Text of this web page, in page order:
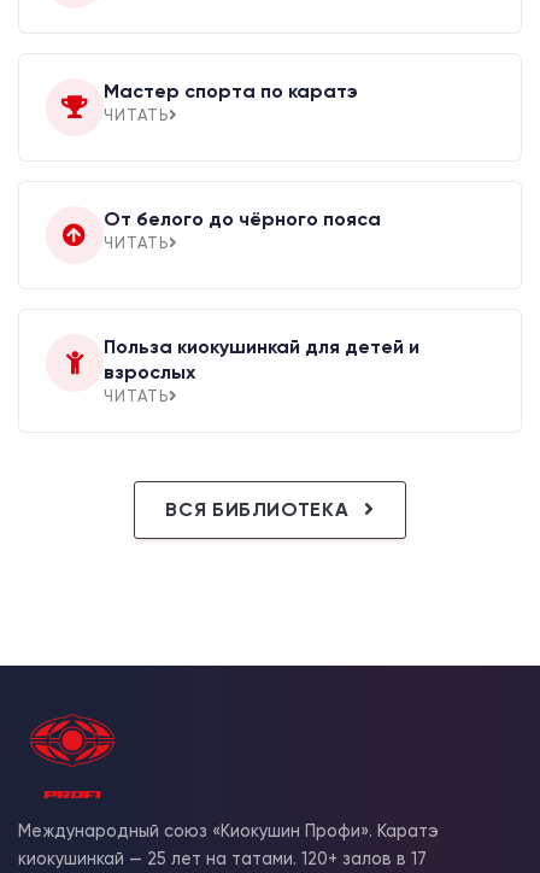
Мастер спорта по каратэ
ЧИТАТЬ
От белого до чёрного пояса
ЧИТАТЬ
Польза киокушинкай для детей и
взрослых
ЧИТАТЬ
ВСЯ БИБЛИОТЕКА
Международный союз «Киокушин Профи». Каратэ
киокушинкай — 25 лет на татами. 120+ залов в 17